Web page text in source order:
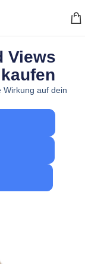
Views
Wirkung auf dein